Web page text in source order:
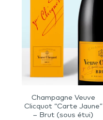
Champagne Veuve
Clicquot “Carte Jaune”
– Brut (sous étui)